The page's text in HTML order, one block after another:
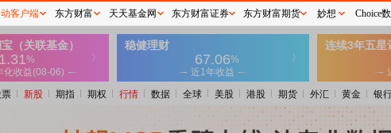
票 新股 期指 期权 行情 数据 全球 美股 港股 期货 外汇 黄金 银
客户端 东方财富 天天基金网 东方财富证券 东方财富期货 妙想 Choice